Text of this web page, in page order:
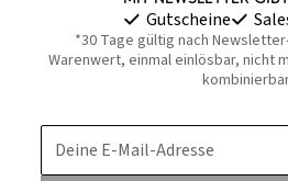
Gutscheine
*30 Tage gültig nach
Warenwert, einmal einlösbar, nicht
Deine E-Mail-Adresse